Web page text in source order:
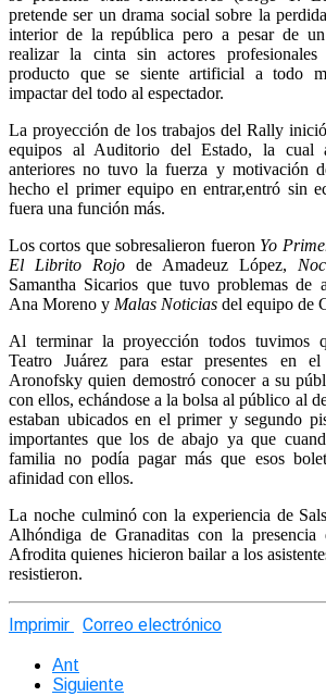
pretende ser un drama social sobre la
interior de la república pero a pesar de
realizar la cinta sin actores
producto que se siente artificial a todo
impactar del todo al espectador.
La proyección de los trabajos del Rally
equipos al Auditorio del Estado, la cual
anteriores no tuvo la fuerza y motivación
hecho el primer equipo en entrar,entró sin
fuera una función más.
Los cortos que sobresalieron fueron Yo
El Librito Rojo de Amadeuz López,
Samantha Sicarios que tuvo problemas de
Ana Moreno y Malas Noticias del equipo de
Al terminar la proyección todos tuvimos
Teatro Juárez para estar presentes en
Aronofsky quien demostró conocer a su
con ellos, echándose a la bolsa al público al
estaban ubicados en el primer y segundo
importantes que los de abajo ya que
familia no podía pagar más que esos
afinidad con ellos.
La noche culminó con la experiencia de
Alhóndiga de Granaditas con la
Afrodita quienes hicieron bailar a los
resistieron.
Imprimir Correo electrónico
Ant
Siguiente